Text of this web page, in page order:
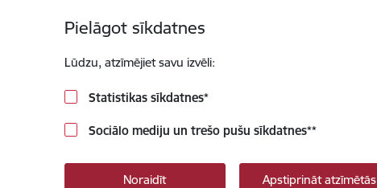
Pielāgot sīkdatnes
Lūdzu, atzīmējiet savu izvēli:
Statistikas sīkdatnes*
Sociālo mediju un trešo pušu sīkdatnes**
Noraidīt Apstiprināt atzīmētās